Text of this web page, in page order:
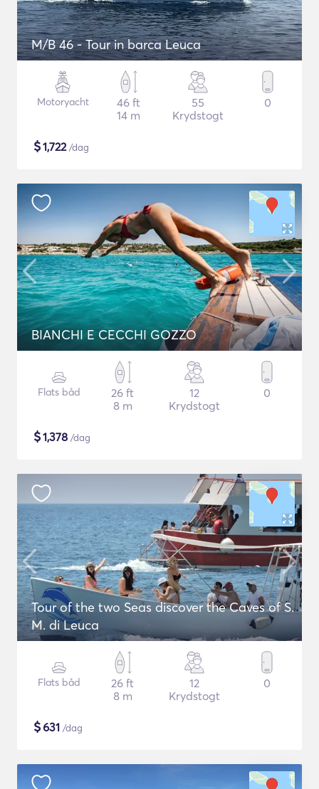
M/B 46 - Tour in barca Leuca
Motoryacht
46 ft
14 m
55
Krydstogt
0
$1,722/dag
BIANCHI E CECCHI GOZZO
Flats båd
26 ft
8 m
12
Krydstogt
0
$1,378 /dag
Tour of the two Seas discover the Caves of S.
M. di Leuca
Flats båd
26 ft
8 m
12
Krydstogt
0
$631 /dag